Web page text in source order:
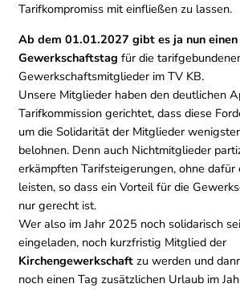
Tarifkompromiss mit einfließen zu lassen.
Ab dem 01.01.2027 gibt es ja nun
Gewerkschaftstag für die
Gewerkschaftsmitglieder im TV KB.
Unsere Mitglieder haben den deutlichen
Tarifkommission gerichtet, dass diese
um die Solidarität der Mitglieder
belohnen. Denn auch Nichtmitglieder
erkämpften Tarifsteigerungen, ohne dafür
leisten, so dass ein Vorteil für die
nur gerecht ist.
Wer also im Jahr 2025 noch solidarisch
eingeladen, noch kurzfristig Mitglied der
Kirchengewerkschaft zu werden und
noch einen Tag zusätzlichen Urlaub im